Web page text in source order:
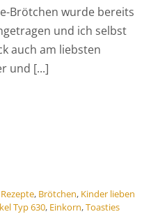
Brötchen wurde bereits
und ich selbst
auch am liebsten
und [...]
, Brötchen, Kinder lieben
Typ 630, Einkorn,Toasties